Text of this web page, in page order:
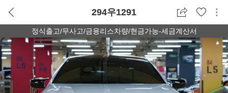
294우1291
정식출고/무사고/금융리스차량/현금가능-세금계산서